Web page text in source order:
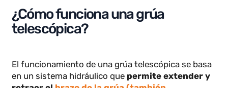
mantenimiento de aerogeneradores y en el
sector portuario.
¿Cómo funciona una grúa
telescópica?